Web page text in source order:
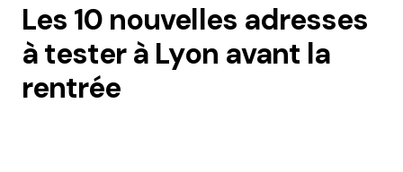
Les 10 nouvelles adresses
à tester à Lyon avant la
rentrée